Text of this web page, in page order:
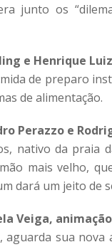
junto os
e Henrique
de preparo
de alimentação.
Perazzo e
nativo da praia
mais velho,
dará um jeito de
Veiga,
aguarda sua